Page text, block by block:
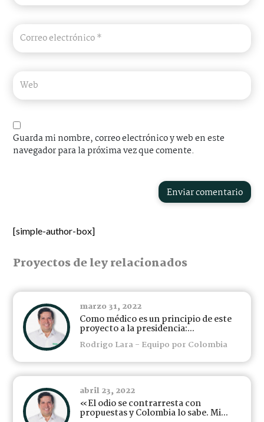
Guarda mi nombre, correo electrónico y web en este
navegador para la próxima vez que comente.
Enviar comentario
[simple-author-box]
Proyectos de ley relacionados
marzo 31, 2022
Como médico es un principio de este
proyecto a la presidencia:...
Rodrigo Lara - Equipo por Colombia
abril 23, 2022
«El odio se contrarresta con
propuestas y Colombia lo sabe. Mi...